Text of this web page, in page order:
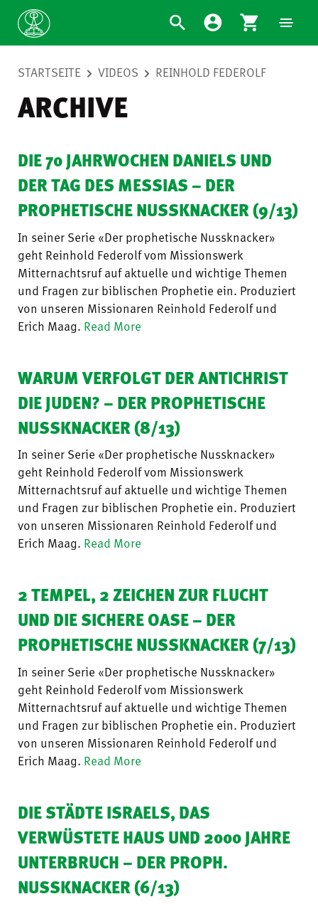
STARTSEITE VIDEOS REINHOLD FEDEROLF
ARCHIVE
DIE 70 JAHRWOCHEN DANIELS UND
DER TAG DES MESSIAS – DER
PROPHETISCHE NUSSKNACKER (9/13)
In seiner Serie «Der prophetische Nussknacker»
geht Reinhold Federolf vom Missionswerk
Mitternachtsruf auf aktuelle und wichtige Themen
und Fragen zur biblischen Prophetie ein. Produziert
von unseren Missionaren Reinhold Federolf und
Erich Maag. Read More
WARUM VERFOLGT DER ANTICHRIST
DIE JUDEN? – DER PROPHETISCHE
NUSSKNACKER (8/13)
In seiner Serie «Der prophetische Nussknacker»
geht Reinhold Federolf vom Missionswerk
Mitternachtsruf auf aktuelle und wichtige Themen
und Fragen zur biblischen Prophetie ein. Produziert
von unseren Missionaren Reinhold Federolf und
Erich Maag. Read More
2 TEMPEL, 2 ZEICHEN ZUR FLUCHT
UND DIE SICHERE OASE – DER
PROPHETISCHE NUSSKNACKER (7/13)
In seiner Serie «Der prophetische Nussknacker»
geht Reinhold Federolf vom Missionswerk
Mitternachtsruf auf aktuelle und wichtige Themen
und Fragen zur biblischen Prophetie ein. Produziert
von unseren Missionaren Reinhold Federolf und
Erich Maag. Read More
DIE STÄDTE ISRAELS, DAS
VERWÜSTETE HAUS UND 2000 JAHRE
UNTERBRUCH – DER PROPH.
NUSSKNACKER (6/13)